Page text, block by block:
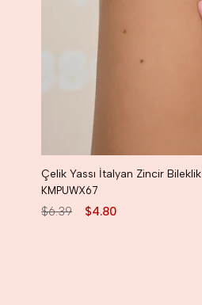
KMPUWX67
$4.80
$6.39